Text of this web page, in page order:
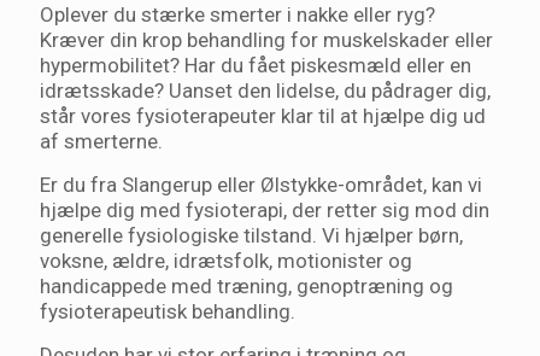
Oplever du stærke smerter i nakke eller ryg?
Kræver din krop behandling for muskelskader eller
hypermobilitet? Har du fået piskesmæld eller en
idrætsskade? Uanset den lidelse, du pådrager dig,
står vores fysioterapeuter klar til at hjælpe dig ud
af smerterne.
Er du fra Slangerup eller Ølstykke-området, kan vi
hjælpe dig med fysioterapi, der retter sig mod din
generelle fysiologiske tilstand. Vi hjælper børn,
voksne, ældre, idrætsfolk, motionister og
handicappede med træning, genoptræning og
fysioterapeutisk behandling.